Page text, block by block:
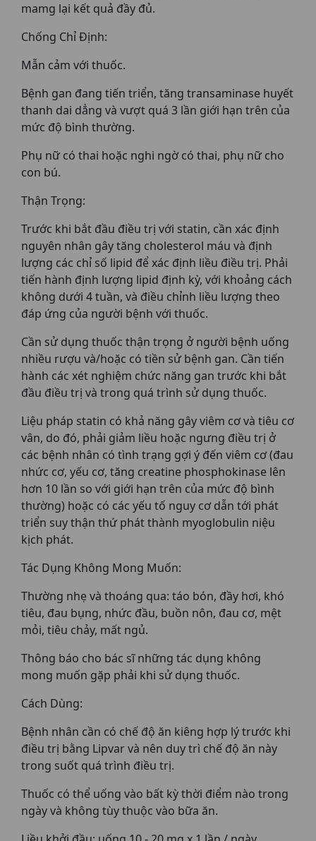
mamg lại kết quả đầy đủ.
Chống Chỉ Định:
Mẫn cảm với thuốc.
Bệnh gan đang tiến triển, tăng transaminase huyết
thanh dai dẳng và vượt quá 3 lần giới hạn trên của
mức độ bình thường.
Phụ nữ có thai hoặc nghi ngờ có thai, phụ nữ cho
con bú.
Thận Trọng:
Trước khi bắt đầu điều trị với statin, cần xác định
nguyên nhân gây tăng cholesterol máu và định
lượng các chỉ số lipid để xác định liều điều trị. Phải
tiến hành định lượng lipid định kỳ, với khoảng cách
không dưới 4 tuần, và điều chỉnh liều lượng theo
đáp ứng của người bệnh với thuốc.
Cần sử dụng thuốc thận trọng ở người bệnh uống
nhiều rượu và/hoặc có tiền sử bệnh gan. Cần tiến
hành các xét nghiệm chức năng gan trước khi bắt
đầu điều trị và trong quá trình sử dụng thuốc.
Liệu pháp statin có khả năng gây viêm cơ và tiêu cơ
vân, do đó, phải giảm liều hoặc ngưng điều trị ở
các bệnh nhân có tình trạng gợi ý đến viêm cơ (đau
nhức cơ, yếu cơ, tăng creatine phosphokinase lên
hơn 10 lần so với giới hạn trên của mức độ bình
thường) hoặc có các yếu tố nguy cơ dẫn tới phát
triển suy thận thứ phát thành myoglobulin niệu
kịch phát.
Tác Dụng Không Mong Muốn:
Thường nhẹ và thoáng qua: táo bón, đầy hơi, khó
tiêu, đau bụng, nhức đầu, buồn nôn, đau cơ, mệt
mỏi, tiêu chảy, mất ngủ.
Thông báo cho bác sĩ những tác dụng không
mong muốn gặp phải khi sử dụng thuốc.
Cách Dùng:
Bệnh nhân cần có chế độ ăn kiêng hợp lý trước khi
điều trị bằng Lipvar và nên duy trì chế độ ăn này
trong suốt quá trình điều trị.
Thuốc có thể uống vào bất kỳ thời điểm nào trong
ngày và không tùy thuộc vào bữa ăn.